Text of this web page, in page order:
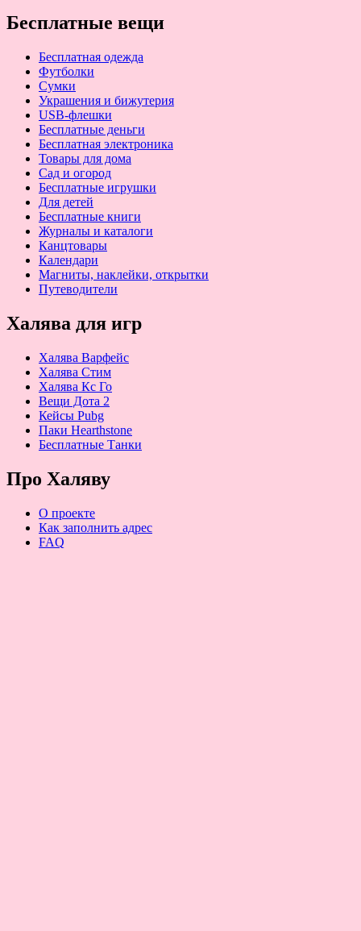
Бесплатные вещи
Бесплатная одежда
Футболки
Сумки
Украшения и бижутерия
USB-флешки
Бесплатные деньги
Бесплатная электроника
Товары для дома
Сад и огород
Бесплатные игрушки
Для детей
Бесплатные книги
Журналы и каталоги
Канцтовары
Календари
Магниты, наклейки, открытки
Путеводители
Халява для игр
Халява Варфейс
Халява Стим
Халява Кс Го
Вещи Дота 2
Кейсы Pubg
Паки Hearthstone
Бесплатные Танки
Про Халяву
О проекте
Как заполнить адрес
FAQ